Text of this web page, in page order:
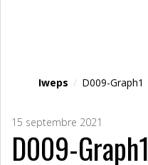
Iweps / D009-Graph1
15 septembre 2021
D009-Graph1